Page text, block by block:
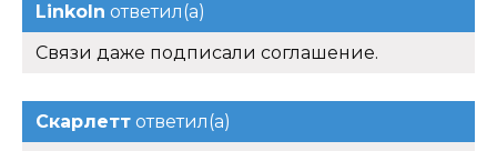
Linkoln ответил(а)
Связи даже подписали соглашение.
Скарлетт ответил(а)